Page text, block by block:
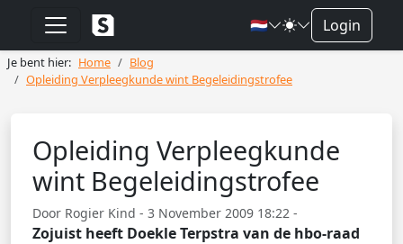
🇳🇱 Login
Je bent hier: Home
Blog
Opleiding Verpleegkunde wint Begeleidingstrofee
Opleiding Verpleegkunde
wint Begeleidingstrofee
Door Rogier Kind - 3 November 2009 18:22 -
Zojuist heeft Doekle Terpstra van de hbo-raad